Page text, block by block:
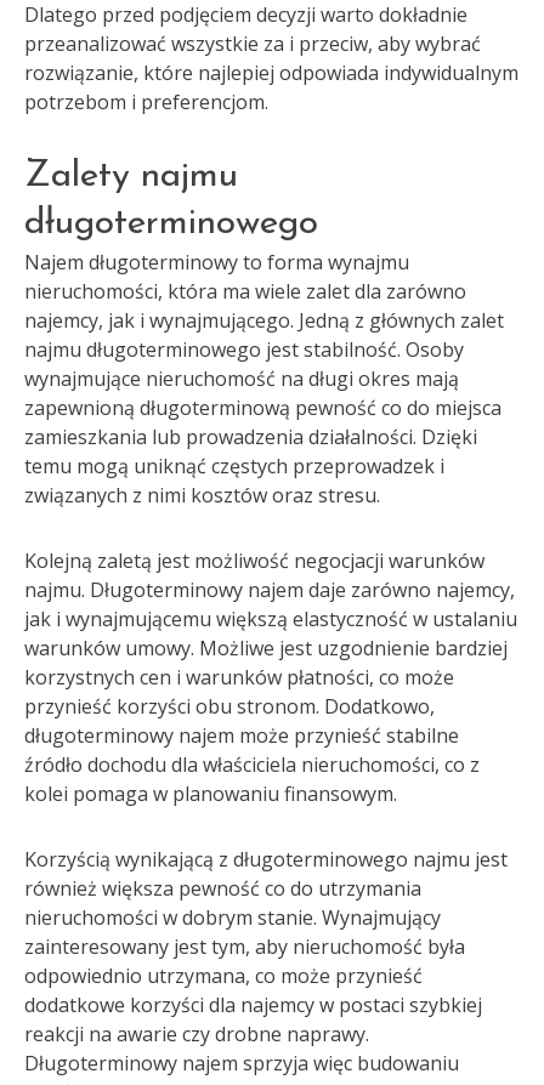
Dlatego przed podjęciem decyzji warto dokładnie
przeanalizować wszystkie za i przeciw, aby wybrać
rozwiązanie, które najlepiej odpowiada indywidualnym
potrzebom i preferencjom.
Zalety najmu
długoterminowego
Najem długoterminowy to forma wynajmu
nieruchomości, która ma wiele zalet dla zarówno
najemcy, jak i wynajmującego. Jedną z głównych zalet
najmu długoterminowego jest stabilność. Osoby
wynajmujące nieruchomość na długi okres mają
zapewnioną długoterminową pewność co do miejsca
zamieszkania lub prowadzenia działalności. Dzięki
temu mogą uniknąć częstych przeprowadzek i
związanych z nimi kosztów oraz stresu.
Kolejną zaletą jest możliwość negocjacji warunków
najmu. Długoterminowy najem daje zarówno najemcy,
jak i wynajmującemu większą elastyczność w ustalaniu
warunków umowy. Możliwe jest uzgodnienie bardziej
korzystnych cen i warunków płatności, co może
przynieść korzyści obu stronom. Dodatkowo,
długoterminowy najem może przynieść stabilne
źródło dochodu dla właściciela nieruchomości, co z
kolei pomaga w planowaniu finansowym.
Korzyścią wynikającą z długoterminowego najmu jest
również większa pewność co do utrzymania
nieruchomości w dobrym stanie. Wynajmujący
zainteresowany jest tym, aby nieruchomość była
odpowiednio utrzymana, co może przynieść
dodatkowe korzyści dla najemcy w postaci szybkiej
reakcji na awarie czy drobne naprawy.
Długoterminowy najem sprzyja więc budowaniu